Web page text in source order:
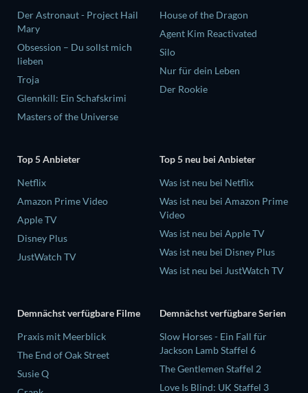
Der Astronaut - Project Hail
Mary
Obsession – Du sollst mich
lieben
Troja
Glennkill: Ein Schafskrimi
Masters of the Universe
House of the Dragon
Agent Kim Reactivated
Silo
Nur für dein Leben
Der Rookie
Top 5 Anbieter
Netflix
Amazon Prime Video
Apple TV
Disney Plus
JustWatch TV
Top 5 neu bei Anbieter
Was ist neu bei Netflix
Was ist neu bei Amazon Prime
Video
Was ist neu bei Apple TV
Was ist neu bei Disney Plus
Was ist neu bei JustWatch TV
Demnächst verfügbare Filme
Praxis mit Meerblick
The End of Oak Street
Susie Q
Demnächst verfügbare Serien
Slow Horses - Ein Fall für
Jackson Lamb Staffel 6
The Gentlemen Staffel 2
Love Is Blind: UK Staffel 3